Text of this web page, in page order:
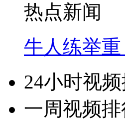
热点新闻
牛人练举
24小时视
一周视频排